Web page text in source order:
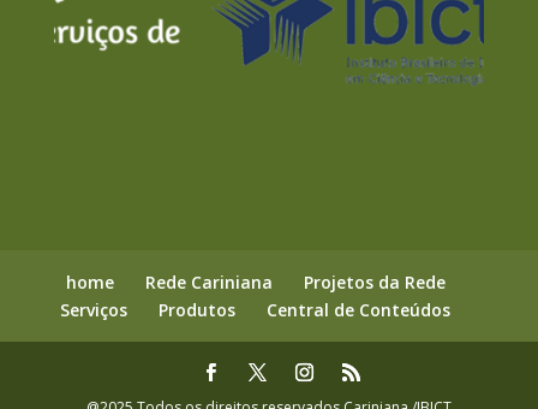
home Rede Cariniana
Projetos da Rede
Serviços
Produtos Central de Conteúdos